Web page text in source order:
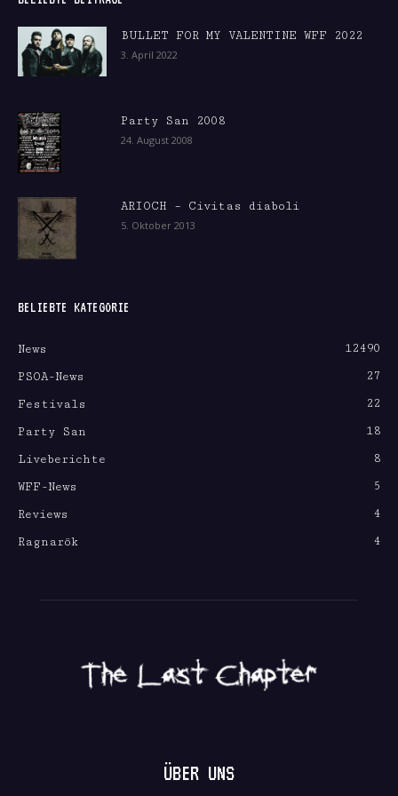
BULLET FOR MY VALENTINE WFF 2022
3. April 2022
Party San 2008
24. August 2008
ARIOCH – Civitas diaboli
5. Oktober 2013
BELIEBTE KATEGORIE
News
12490
PSOA-News
27
Festivals
22
Party San
18
Liveberichte
8
WFF-News
5
Reviews
4
Ragnarök
4
ÜBER UNS